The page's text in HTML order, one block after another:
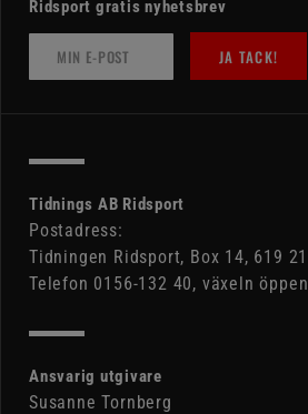
Ridsport gratis nyhetsbrev
JA TACK!
Tidnings AB Ridsport
Postadress:
Tidningen Ridsport, Box 14, 619
Telefon 0156-132 40, växeln
Ansvarig utgivare
Susanne Tornberg